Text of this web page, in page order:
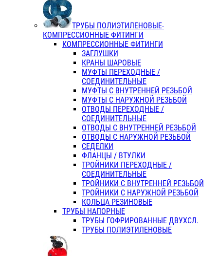
ТРУБЫ ПОЛИЭТИЛЕНОВЫЕ-
КОМПРЕССИОННЫЕ ФИТИНГИ
КОМПРЕССИОННЫЕ ФИТИНГИ
ЗАГЛУШКИ
КРАНЫ ШАРОВЫЕ
МУФТЫ ПЕРЕХОДНЫЕ /
СОЕДИНИТЕЛЬНЫЕ
МУФТЫ С ВНУТРЕННЕЙ РЕЗЬБОЙ
МУФТЫ С НАРУЖНОЙ РЕЗЬБОЙ
ОТВОДЫ ПЕРЕХОДНЫЕ /
СОЕДИНИТЕЛЬНЫЕ
ОТВОДЫ С ВНУТРЕННЕЙ РЕЗЬБОЙ
ОТВОДЫ С НАРУЖНОЙ РЕЗЬБОЙ
СЕДЕЛКИ
ФЛАНЦЫ / ВТУЛКИ
ТРОЙНИКИ ПЕРЕХОДНЫЕ /
СОЕДИНИТЕЛЬНЫЕ
ТРОЙНИКИ С ВНУТРЕННЕЙ РЕЗЬБОЙ
ТРОЙНИКИ С НАРУЖНОЙ РЕЗЬБОЙ
КОЛЬЦА РЕЗИНОВЫЕ
ТРУБЫ НАПОРНЫЕ
ТРУБЫ ГОФРИРОВАННЫЕ ДВУХСЛ.
ТРУБЫ ПОЛИЭТИЛЕНОВЫЕ